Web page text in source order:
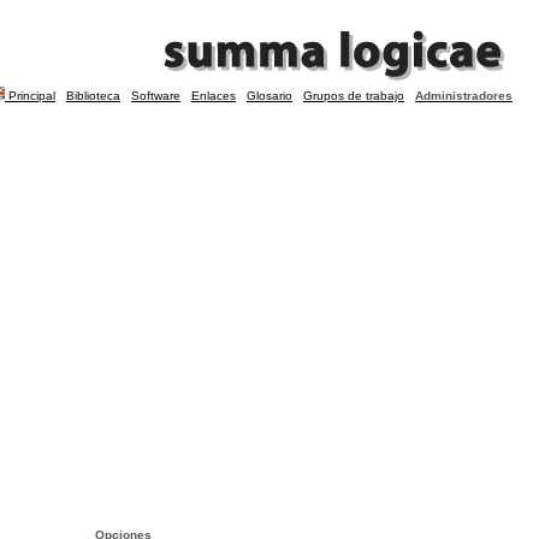
Principal Biblioteca Software Enlaces Glosario Grupos de trabajo Administradores
Opciones